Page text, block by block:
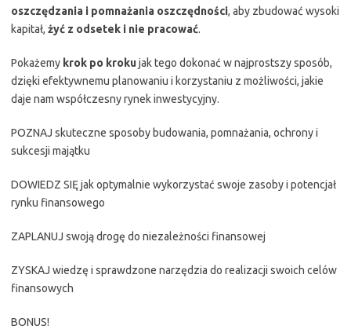
oszczędzania i pomnażania oszczędności, aby zbudować wysoki
kapitał, żyć z odsetek i nie pracować.
Pokażemy krok po krokujak tego dokonać w najprostszy sposób,
dzięki efektywnemu planowaniu i korzystaniu z możliwości, jakie
daje nam współczesny rynek inwestycyjny.
POZNAJ skuteczne sposoby budowania, pomnażania, ochrony i
sukcesji majątku
DOWIEDZ SIĘ jak optymalnie wykorzystać swoje zasoby i potencjał
rynku finansowego
ZAPLANUJ swoją drogę do niezależności finansowej
ZYSKAJ wiedzę i sprawdzone narzędzia do realizacji swoich celów
finansowych
BONUS!